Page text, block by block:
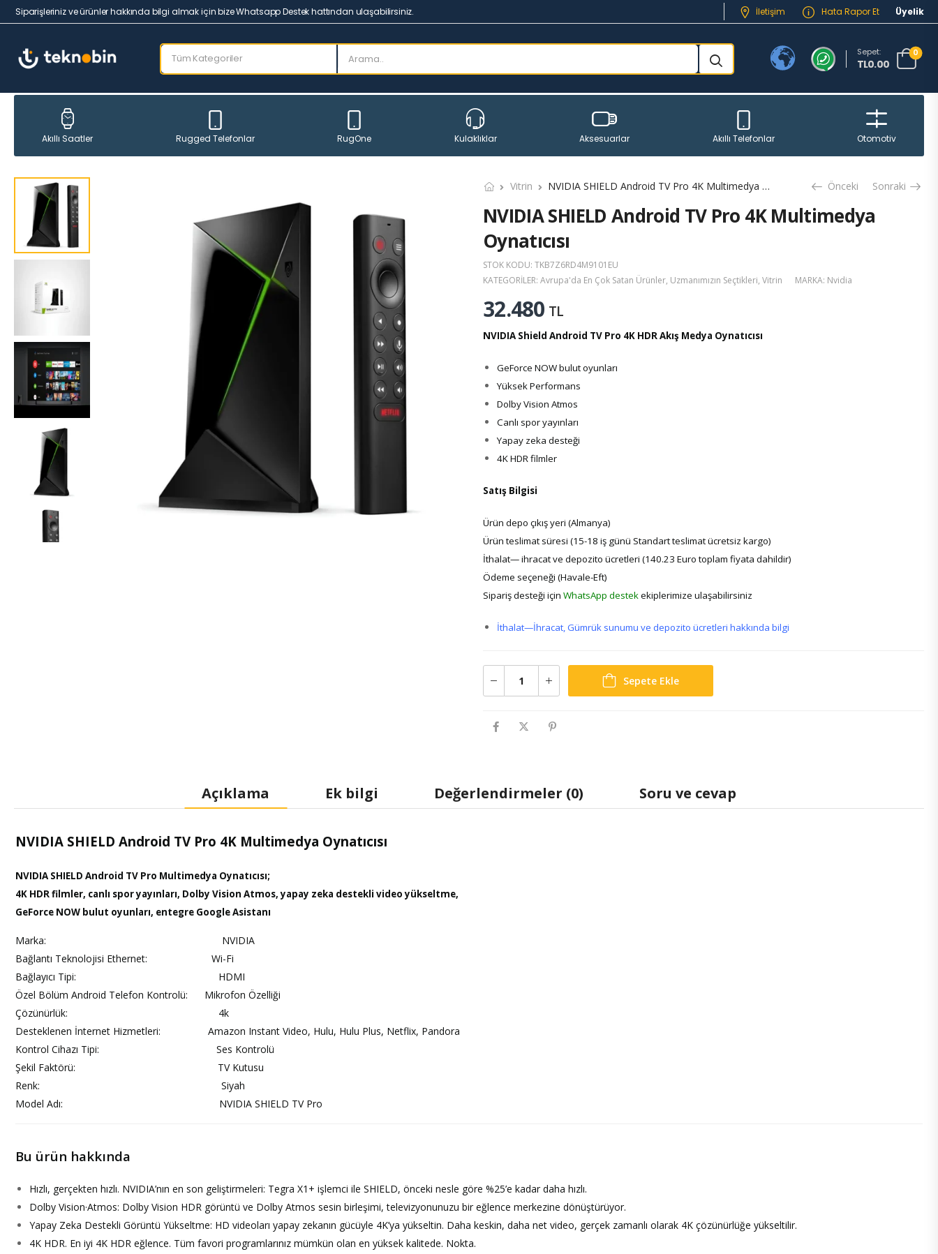
Siparişleriniz ve ürünler hakkında bilgi almak için bize Whatsapp Destek hattından ulaşabilirsiniz. İletişim Hata Rapor Et Üyelik
Sepet:
TL0.00
0
Akıllı Saatler Rugged Telefonlar RugOne Kulaklıklar Aksesuarlar Akıllı Telefonlar Otomotiv
Vitrin NVIDIA SHIELD Android TV Pro 4K Multimedya Oynatıcısı Önceki Sonraki
NVIDIA SHIELD Android TV Pro 4K Multimedya
Oynatıcısı
STOK KODU: TKB7Z6RD4M9101EU
KATEGORILER: Avrupa'da En Çok Satan Ürünler, Uzmanımızın Seçtikleri, Vitrin MARKA: Nvidia
32.480 TL
NVIDIA Shield Android TV Pro 4K HDR Akış Medya Oynatıcısı
GeForce NOW bulut oyunları
Yüksek Performans
Dolby Vision Atmos
Canlı spor yayınları
Yapay zeka desteği
4K HDR filmler
Satış Bilgisi
Ürün depo çıkış yeri (Almanya)
Ürün teslimat süresi (15-18 iş günü Standart teslimat ücretsiz kargo)
İthalat— ihracat ve depozito ücretleri (140.23 Euro toplam fiyata dahildir)
Ödeme seçeneği (Havale-Eft)
Sipariş desteği için WhatsApp destekekiplerimize ulaşabilirsiniz
İthalat—İhracat, Gümrük sunumu ve depozito ücretleri hakkında bilgi
Sepete Ekle
Açıklama Ek bilgi Değerlendirmeler (0) Soru ve cevap
NVIDIA SHIELD Android TV Pro 4K Multimedya Oynatıcısı
NVIDIA SHIELD Android TV Pro Multimedya Oynatıcısı;
4K HDR filmler, canlı spor yayınları, Dolby Vision Atmos, yapay zeka destekli video yükseltme,
GeForce NOW bulut oyunları, entegre Google Asistanı
Marka: NVIDIA
Bağlantı Teknolojisi Ethernet: Wi-Fi
Bağlayıcı Tipi: HDMI
Özel Bölüm Android Telefon Kontrolü: Mikrofon Özelliği
Çözünürlük: 4k
Desteklenen İnternet Hizmetleri: Amazon Instant Video, Hulu, Hulu Plus, Netflix, Pandora
Kontrol Cihazı Tipi: Ses Kontrolü
Şekil Faktörü: TV Kutusu
Renk: Siyah
Model Adı: NVIDIA SHIELD TV Pro
Bu ürün hakkında
Hızlı, gerçekten hızlı. NVIDIA’nın en son geliştirmeleri: Tegra X1+ işlemci ile SHIELD, önceki nesle göre %25’e kadar daha hızlı.
Dolby Vision·Atmos: Dolby Vision HDR görüntü ve Dolby Atmos sesin birleşimi, televizyonunuzu bir eğlence merkezine dönüştürüyor.
Yapay Zeka Destekli Görüntü Yükseltme: HD videoları yapay zekanın gücüyle 4K’ya yükseltin. Daha keskin, daha net video, gerçek zamanlı olarak 4K çözünürlüğe yükseltilir.
4K HDR. En iyi 4K HDR eğlence. Tüm favori programlarınız mümkün olan en yüksek kalitede. Nokta.